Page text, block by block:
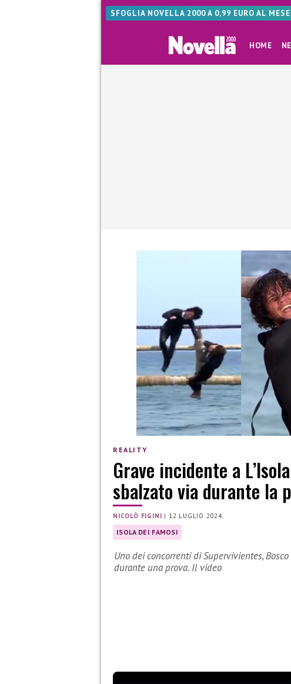
SFOGLIA NOVELLA 2000 A 0,99 EURO AL MESE
HOME
REALITY
Grave incidente a
sbalzato via durante la
NICOLÒ FIGINI | 12 LUGLIO 2024
ISOLA DEI FAMOSI
Uno dei concorrenti di Supervivientes,
durante una prova. Il video